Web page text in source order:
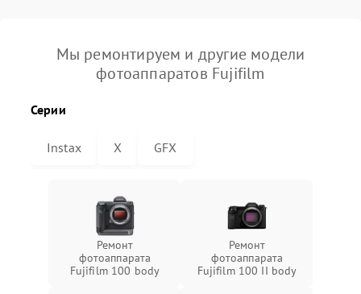
Мы ремонтируем и другие модели
фотоаппаратов Fujifilm
Серии
Instax X GFX
Ремонт
фотоаппарата
Fujifilm 100 body
Ремонт
фотоаппарата
Fujifilm 100 II body